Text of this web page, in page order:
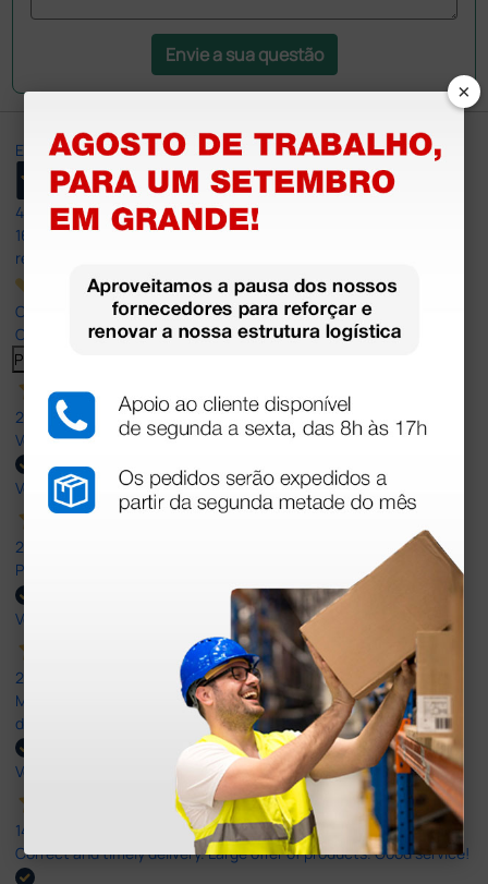
Envie a sua questão
Excellent
4,8
/5
165
reviews
Our 4 and 5 star reviews.
Click here to read them all >
Previous
27 Jul 2026
Very good
Verified buyer
27 Jul 2026
Prefeito
Verified buyer
20 Jul 2026
Minha experiência foi super positiva. Bom atendimento e recebi
dentro do prazo. Obrigada.
Verified buyer
14 Jul 2026
Correct and timely delivery. Large offer of products. Good service!
×